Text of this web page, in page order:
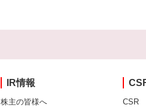
IR情報
株主の皆様へ
CSR